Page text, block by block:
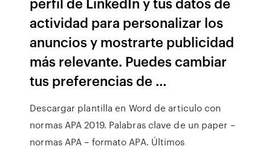
actividad para personalizar los
anuncios y mostrarte publicidad
más relevante. Puedes cambiar
tus preferencias de …
Descargar plantilla en Word de articulo con
normas APA 2019. Palabras clave de un paper –
normas APA – formato APA. Últimos